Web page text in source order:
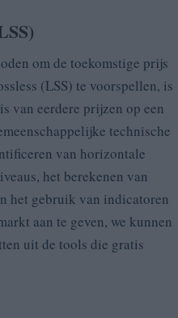
om de toekomstige prijs
(LSS) te voorspellen, is
van eerdere prijzen op een
technische
van horizontale
het berekenen van
het gebruik van indicatoren
aan te geven, we kunnen
uit de tools die gratis